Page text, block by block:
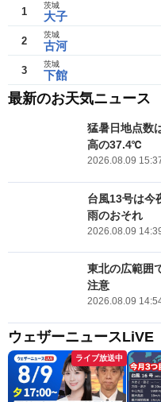
1 大子
茨城
2 古河
茨城
3 下館
茨城
最新のお天気ニュース
猛暑日地点数
高の37.4℃
2026.08.09
台風13号は
雨のおそれ
2026.08.09
東北の広範囲
注意
2026.08.09
ウェザーニュースLiVE
ライブ放送中